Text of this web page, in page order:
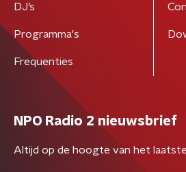
DJ’s
Programma's
Frequenties
NPO Radio 2 nieuwsbrief
Altijd op de hoogte van het